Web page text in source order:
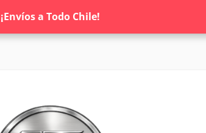
¡Envíos a Todo Chile!